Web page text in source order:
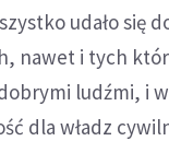
udało się
nawet i tych
ludźmi, i
dla władz